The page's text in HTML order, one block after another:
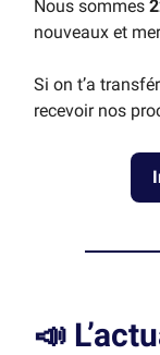
Nous sommes
nouveaux et
Si on t’a
recevoir nos
📣